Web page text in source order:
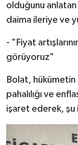
olduğunu
daima ileriye ve
- "Fiyat
görüyoruz"
Bolat, hükümetin
pahalılığı ve
işaret ederek, şu